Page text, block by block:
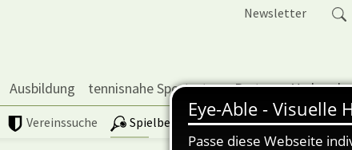
Newsletter
Ausbildung tennisnahe Sportarten Partner Verband
Vereinssuche Spielbetrieb | TORP Vereinspokal